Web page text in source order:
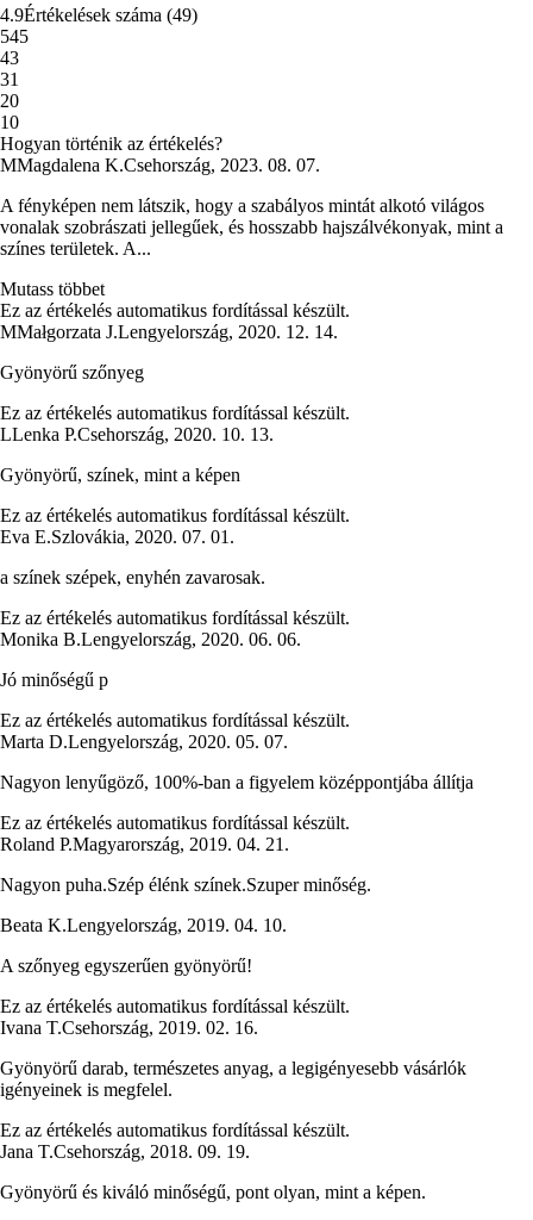
4.9Értékelések száma (49)
545
43
31
20
10
Hogyan történik az értékelés?
MMagdalena K.Csehország, 2023. 08. 07.
A fényképen nem látszik, hogy a szabályos mintát alkotó világos
vonalak szobrászati jellegűek, és hosszabb hajszálvékonyak, mint a
színes területek. A...
Mutass többet
Ez az értékelés automatikus fordítással készült.
MMałgorzata J.Lengyelország, 2020. 12. 14.
Gyönyörű szőnyeg
Ez az értékelés automatikus fordítással készült.
LLenka P.Csehország, 2020. 10. 13.
Gyönyörű, színek, mint a képen
Ez az értékelés automatikus fordítással készült.
Eva E.Szlovákia, 2020. 07. 01.
a színek szépek, enyhén zavarosak.
Ez az értékelés automatikus fordítással készült.
Monika B.Lengyelország, 2020. 06. 06.
Jó minőségű p
Ez az értékelés automatikus fordítással készült.
Marta D.Lengyelország, 2020. 05. 07.
Nagyon lenyűgöző, 100%-ban a figyelem középpontjába állítja
Ez az értékelés automatikus fordítással készült.
Roland P.Magyarország, 2019. 04. 21.
Nagyon puha.Szép élénk színek.Szuper minőség.
Beata K.Lengyelország, 2019. 04. 10.
A szőnyeg egyszerűen gyönyörű!
Ez az értékelés automatikus fordítással készült.
Ivana T.Csehország, 2019. 02. 16.
Gyönyörű darab, természetes anyag, a legigényesebb vásárlók
igényeinek is megfelel.
Ez az értékelés automatikus fordítással készült.
Jana T.Csehország, 2018. 09. 19.
Gyönyörű és kiváló minőségű, pont olyan, mint a képen.